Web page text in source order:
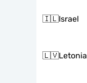
🇮🇱Israel
🇱🇻Letonia